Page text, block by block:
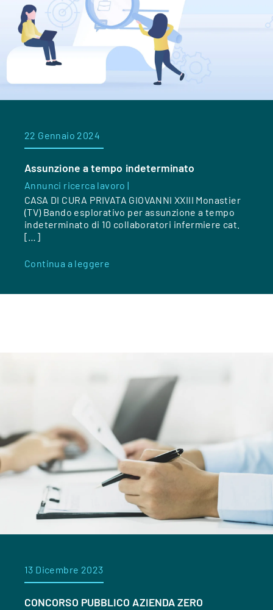
22 Gennaio 2024
Assunzione a tempo indeterminato
Annunci ricerca lavoro |
CASA DI CURA PRIVATA GIOVANNI XXIII Monastier
(TV) Bando esplorativo per assunzione a tempo
indeterminato di 10 collaboratori infermiere cat.
[…]
Continua a leggere
13 Dicembre 2023
CONCORSO PUBBLICO AZIENDA ZERO